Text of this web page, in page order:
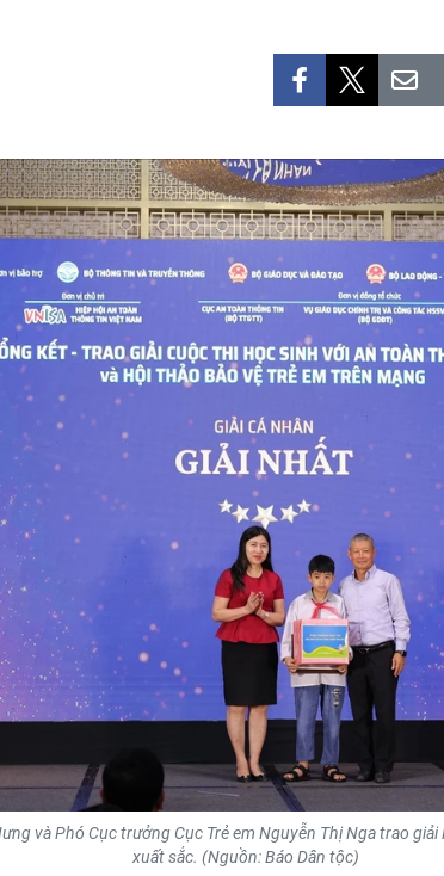
và Phó Cục trưởng Cục Trẻ em Nguyễn Thị Nga trao
xuất sắc. (Nguồn: Báo Dân tộc)